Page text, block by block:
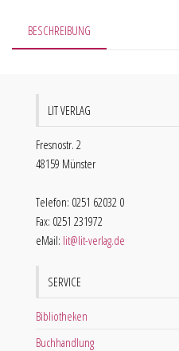
BESCHREIBUNG
LIT VERLAG
Fresnostr. 2
48159 Münster
Telefon: 0251 62032 0
Fax: 0251 231972
eMail: lit@lit-verlag.de
SERVICE
Bibliotheken
Buchhandlung